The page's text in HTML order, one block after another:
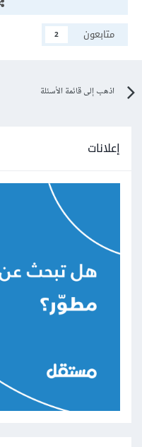
متابعون
2
اذهب إلى قائمة الأسئلة
إعلانات